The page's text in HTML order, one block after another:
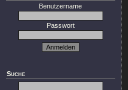
Benutzername
Passwort
Suche